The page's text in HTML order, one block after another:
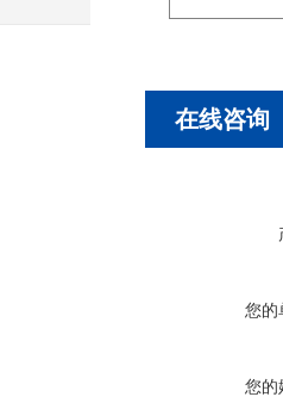
在线咨询
您的
您的